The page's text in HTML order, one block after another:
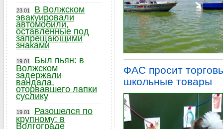
ФАС просит
школьные товары
23.01
В Волжском
эвакуировали
автомобили,
оставленные под
запрещающими
знаками
19.01
Был пьян: в
Волжском
задержали
вандала,
оторвавшего лапки
суслику
19.01
Разошелся по
крупному: в
Волгограде